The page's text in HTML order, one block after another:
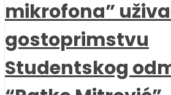
mikrofona”
gostoprimstvu
Studentskog